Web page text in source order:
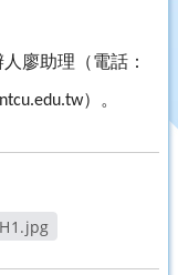
廖助理（電話：
）。